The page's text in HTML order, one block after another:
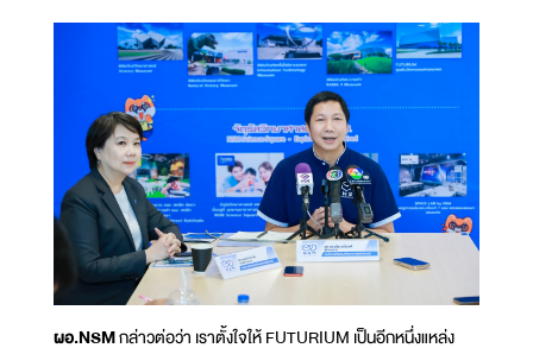
ผอ.NSMกล่าวต่อว่า เราตั้งใจให้ FUTURIUM เป็นอีกหนึ่งแหล่ง